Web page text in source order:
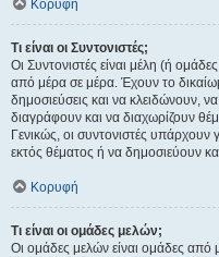
Κορυφή
Τι είναι οι Συντονιστές;
Οι Συντονιστές είναι μέλη (ή
από μέρα σε μέρα. Έχουν το
δημοσιεύσεις και να κλειδώνουν,
διαγράφουν και να διαχωρίζουν
Γενικώς, οι συντονιστές
εκτός θέματος ή να δημοσιεύουν
Κορυφή
Τι είναι οι ομάδες μελών;
Οι ομάδες μελών είναι ομάδες από